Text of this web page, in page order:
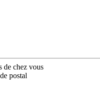
de chez vous
postal